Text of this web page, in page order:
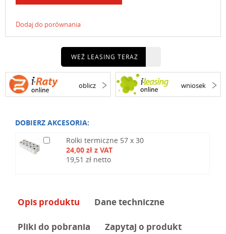
Dodaj do porównania
WEŹ LEASING TERAZ
oblicz wniosek
DOBIERZ AKCESORIA:
Rolki termiczne 57 x 30
24,00 zł z VAT
19,51 zł netto
Opis produktu Dane techniczne
Pliki do pobrania Zapytaj o produkt